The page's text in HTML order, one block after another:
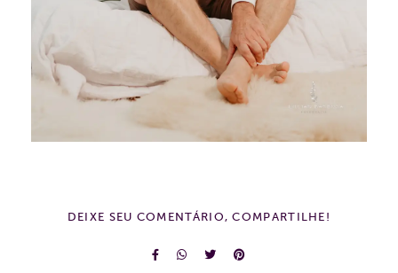
DEIXE SEU COMENTÁRIO, COMPARTILHE!